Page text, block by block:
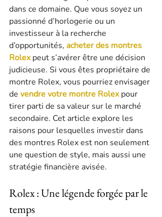
dans ce domaine. Que vous soyez un
passionné d’horlogerie ou un
investisseur à la recherche
d’opportunités, acheter des montres
Rolex peut s’avérer être une décision
judicieuse. Si vous êtes propriétaire de
montre Rolex, vous pourriez envisager
de vendre votre montre Rolex pour
tirer parti de sa valeur sur le marché
secondaire. Cet article explore les
raisons pour lesquelles investir dans
des montres Rolex est non seulement
une question de style, mais aussi une
stratégie financière avisée.
Rolex : Une légende forgée par le
temps